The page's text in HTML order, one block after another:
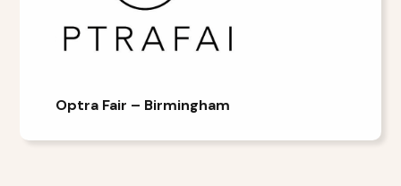
Optra Fair – Birmingham